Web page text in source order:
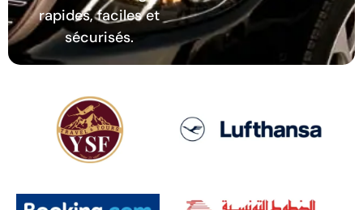
rapides, faciles et
sécurisés.